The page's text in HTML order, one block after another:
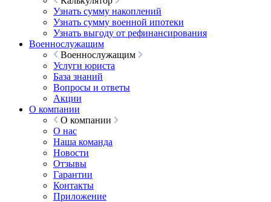
Узнать сумму накоплений
Узнать сумму военной ипотеки
Узнать выгоду от рефинансирования
Военнослужащим
Военнослужащим
Услуги юриста
База знаний
Вопросы и ответы
Акции
О компании
О компании
О нас
Наша команда
Новости
Отзывы
Гарантии
Контакты
Приложение